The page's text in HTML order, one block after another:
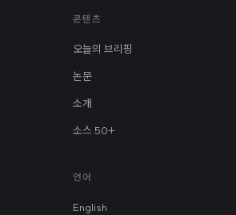
콘텐츠
오늘의 브리핑
논문
소개
소스 50+
언어
English